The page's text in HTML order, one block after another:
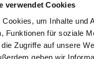
verwendet Cookies
um Inhalte und
Funktionen für soziale
Zugriffe auf unsere
geben wir